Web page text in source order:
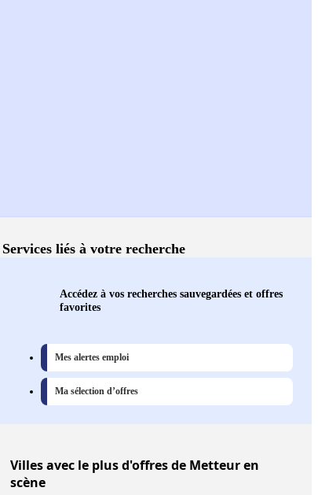
Services liés à votre recherche
Accédez à vos recherches sauvegardées et offres
favorites
Mes alertes emploi
Ma sélection d’offres
Villesavec le plus d'offres de Metteur en
scène